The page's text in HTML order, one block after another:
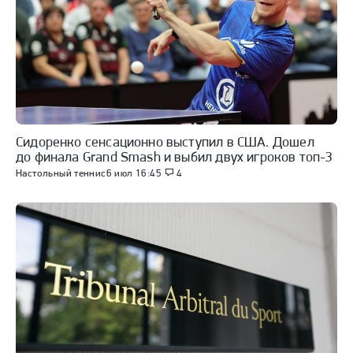
Настольный теннис6 июл 16:45 4
Сидоренко сенсационно выступил в США. Дошел
до финала Grand Smash и выбил двух игроков топ-3